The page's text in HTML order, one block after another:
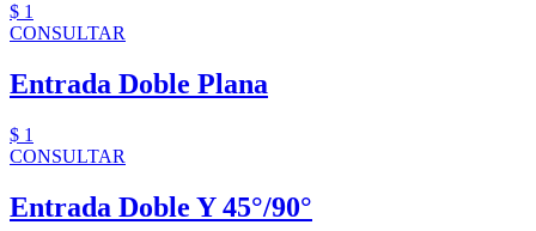
$ 1
CONSULTAR
Entrada Doble Plana
$ 1
CONSULTAR
Entrada Doble Y 45°/90°